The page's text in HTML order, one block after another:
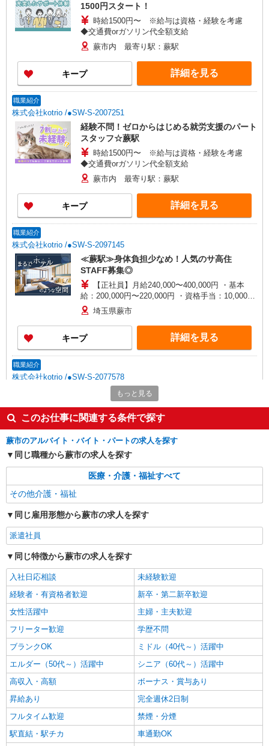
1500円スタート！
時給1500円〜 ※給与は資格・経験を考慮
◆交通費orガソリン代全額支給
蕨市内 最寄り駅：蕨駅
キープ 詳細を見る
職業紹介
株式会社kotrio /●SW-S-2007251
経験不問！ゼロからはじめる就労支援のパート
スタッフ☆蕨駅
時給1500円〜 ※給与は資格・経験を考慮
◆交通費orガソリン代全額支給
蕨市内 最寄り駅：蕨駅
キープ 詳細を見る
職業紹介
株式会社kotrio /●SW-S-2097145
≪蕨駅≫身体負担少なめ！人気のサ高住
STAFF募集◎
【正社員】月給240,000〜400,000円 ・基本
給：200,000円〜220,000円 ・資格手当：10,000〜
30,000円 ・役職手当：10,000〜70,000円 ・処遇改
善手当：20,000〜60,000円（勤続年数、保有資格
により変動） ・固定残業手当：20,000円（10時
間） ※固定残業時間を超過する場合には超過勤務
手当として別途支給 ・夜勤手当：10,000円/1回
歓迎 ・認知症介護基礎研修 ・初任者研修 ・実務
者研修 ・介護福祉士 など
埼玉県蕨市
キープ 詳細を見る
職業紹介
株式会社kotrio /●SW-S-2077578
蕨｜未経験OK！就労支援の正社員スタッフ募
集＊賞与年2回♪
【正社員】月給240,000〜400,000円 ・基本
給：200,000円〜220,000円 ・資格手当：10,000〜
30,000円 ・役職手当：10,000〜70,000円 ・処遇改
善手当：20,000〜60,000円（勤続年数、保有資格
により変動） ・固定残業手当：20,000円（10時
間） ※固定残業時間を超過する場合には超過勤務
手当として別途支給 下記資格をお持ちの方歓迎 ・
・介護福祉士 など
蕨市内 最寄り駅：蕨駅
キープ 詳細を見る
職業紹介
株式会社kotrio /●SW-S-2087173
ン代含む)＞
蕨市 ＜蕨駅チカ＞
キープ 詳細を見る
職業紹介
株式会社kotrio /●SW-S-2007427
蕨｜サポート役が好きな方へ！就労支援で見守
り・補助など♪
時給1500円〜 ※給与は資格・経験を考慮
◆交通費orガソリン代全額支給
蕨市内 最寄り駅：蕨駅
キープ 詳細を見る
もっと見る
このお仕事に関連する条件で探す
蕨市のアルバイト・バイト・パートの求人を探す
同じ職種から蕨市の求人を探す
医療・介護・福祉すべて
その他介護・福祉
同じ雇用形態から蕨市の求人を探す
派遣社員
同じ特徴から蕨市の求人を探す
入社日応相談
未経験歓迎
経験者・有資格者歓迎
新卒・第二新卒歓迎
女性活躍中
主婦・主夫歓迎
フリーター歓迎
学歴不問
ブランクOK
ミドル（40代～）活躍中
エルダー（50代～）活躍中
シニア（60代～）活躍中
高収入・高額
ボーナス・賞与あり
昇給あり
完全週休2日制
フルタイム歓迎
禁煙・分煙
駅直結・駅チカ
車通勤OK